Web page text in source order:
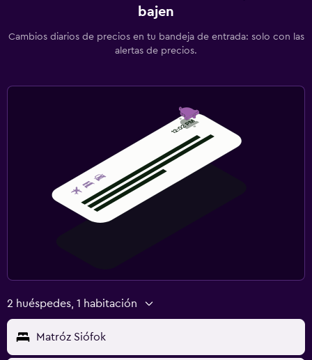
bajen
Cambios diarios de precios en tu bandeja de entrada: solo con las
alertas de precios.
2 huéspedes, 1 habitación
Matróz Siófok